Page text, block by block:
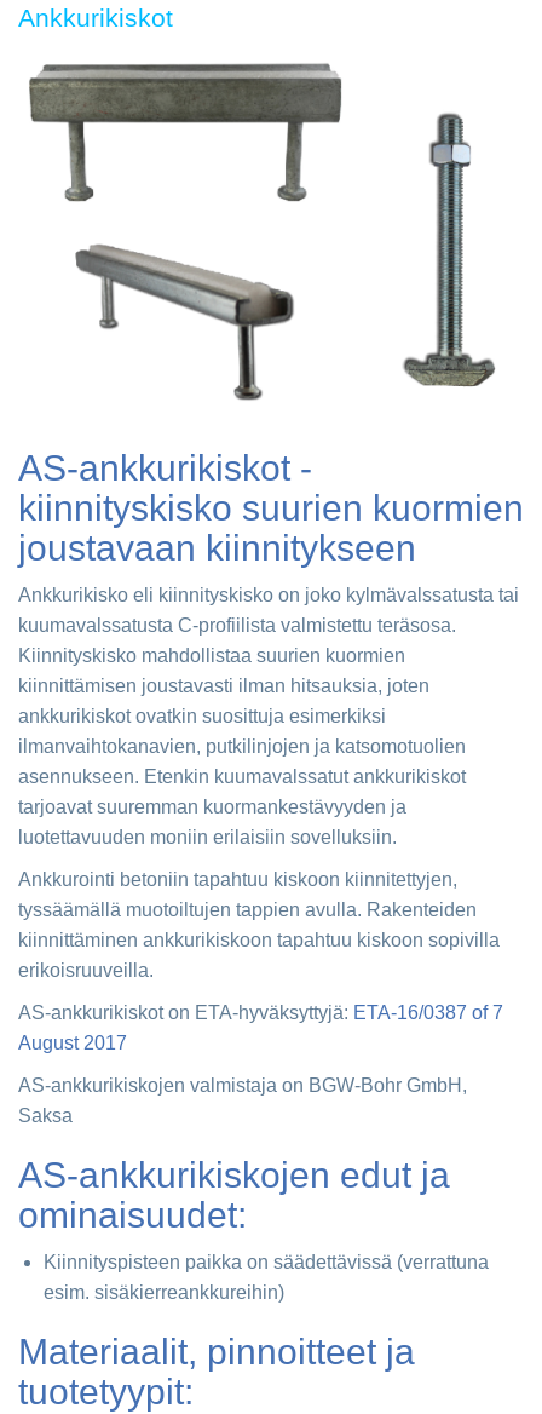
Ankkurikiskot
AS-ankkurikiskot -
kiinnityskisko suurien kuormien
joustavaan kiinnitykseen
Ankkurikisko eli kiinnityskisko on joko kylmävalssatusta tai
kuumavalssatusta C-profiilista valmistettu teräsosa.
Kiinnityskisko mahdollistaa suurien kuormien
kiinnittämisen joustavasti ilman hitsauksia, joten
ankkurikiskot ovatkin suosittuja esimerkiksi
ilmanvaihtokanavien, putkilinjojen ja katsomotuolien
asennukseen. Etenkin kuumavalssatut ankkurikiskot
tarjoavat suuremman kuormankestävyyden ja
luotettavuuden moniin erilaisiin sovelluksiin.
Ankkurointi betoniin tapahtuu kiskoon kiinnitettyjen,
tyssäämällä muotoiltujen tappien avulla. Rakenteiden
kiinnittäminen ankkurikiskoon tapahtuu kiskoon sopivilla
erikoisruuveilla.
AS-ankkurikiskot on ETA-hyväksyttyjä: ETA-16/0387 of 7
August 2017
AS-ankkurikiskojen valmistaja on BGW-Bohr GmbH,
Saksa
AS-ankkurikiskojen edut ja
ominaisuudet:
Kiinnityspisteen paikka on säädettävissä (verrattuna
esim. sisäkierreankkureihin)
Materiaalit, pinnoitteet ja
tuotetyypit: